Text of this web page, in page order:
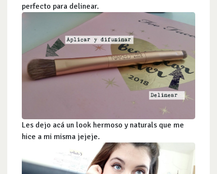
perfecto para delinear.
Les dejo acá un look hermoso y naturals que me
hice a mi misma jejeje.